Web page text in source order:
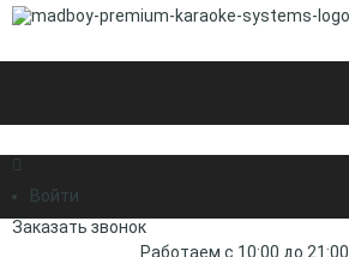
Войти
Заказать звонок
Работаем с 10:00 до 21:00